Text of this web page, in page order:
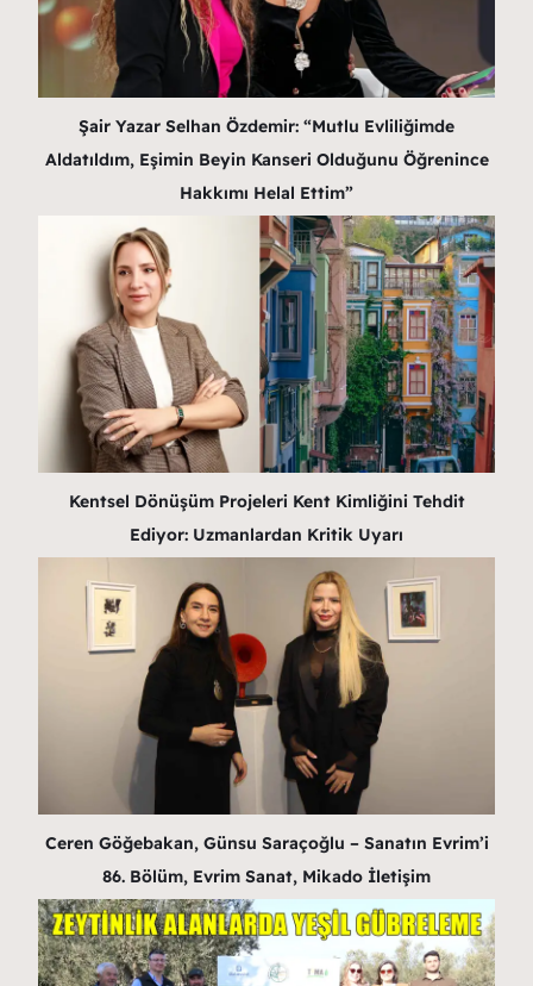
Şair Yazar Selhan Özdemir: “Mutlu Evliliğimde
Aldatıldım, Eşimin Beyin Kanseri Olduğunu Öğrenince
Hakkımı Helal Ettim”
Kentsel Dönüşüm Projeleri Kent Kimliğini Tehdit
Ediyor: Uzmanlardan Kritik Uyarı
Ceren Göğebakan, Günsu Saraçoğlu – Sanatın Evrim’i
86. Bölüm, Evrim Sanat, Mikado İletişim